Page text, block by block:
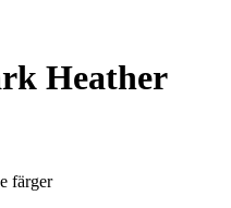
Heather
färger